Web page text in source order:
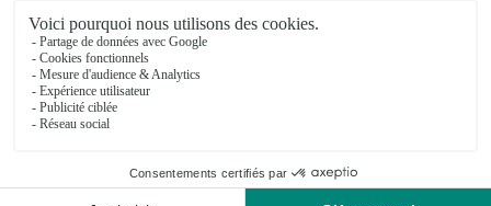
15, Place de l'Eglise
Voir la boutique
Ils ont fait livrer des fleurs ou une plante à